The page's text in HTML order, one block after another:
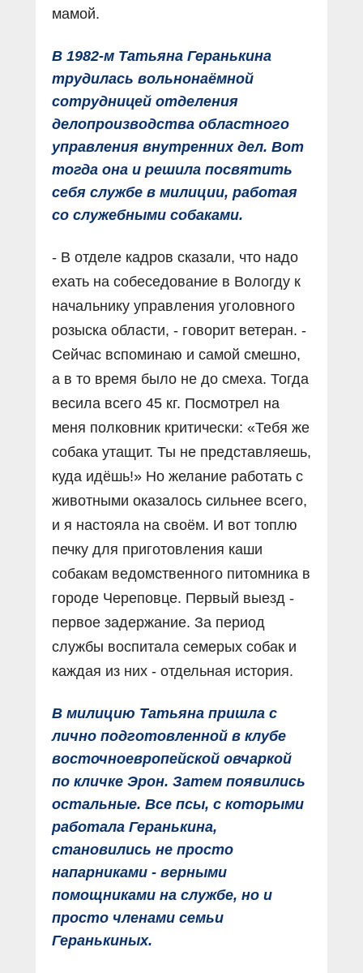
мамой.
В 1982-м Татьяна Геранькина
трудилась вольнонаёмной
сотрудницей отделения
делопроизводства областного
управления внутренних дел. Вот
тогда она и решила посвятить
себя службе в милиции, работая
со служебными собаками.
- В отделе кадров сказали, что надо
ехать на собеседование в Вологду к
начальнику управления уголовного
розыска области, - говорит ветеран. -
Сейчас вспоминаю и самой смешно,
а в то время было не до смеха. Тогда
весила всего 45 кг. Посмотрел на
меня полковник критически: «Тебя же
собака утащит. Ты не представляешь,
куда идёшь!» Но желание работать с
животными оказалось сильнее всего,
и я настояла на своём. И вот топлю
печку для приготовления каши
собакам ведомственного питомника в
городе Череповце. Первый выезд -
первое задержание. За период
службы воспитала семерых собак и
каждая из них - отдельная история.
В милицию Татьяна пришла с
лично подготовленной в клубе
восточноевропейской овчаркой
по кличке Эрон. Затем появились
остальные. Все псы, с которыми
работала Геранькина,
становились не просто
напарниками - верными
помощниками на службе, но и
просто членами семьи
Геранькиных.